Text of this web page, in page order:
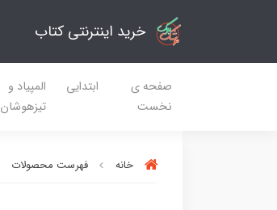
خرید اینترنتی کتاب
صفحه ی
نخست
ابتدایی
المپیاد و
تیزهوشان
خانه فهرست محصولات